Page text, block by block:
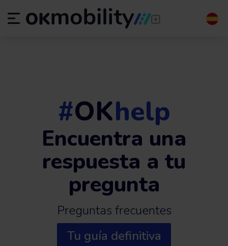
#OKhelp
Encuentra una
respuesta a tu
pregunta
Preguntas frecuentes
Tu guía definitiva